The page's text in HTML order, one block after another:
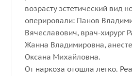
возрасту эстетический вид
оперировали: Панов
Вячеславович, врач-хирург
Жанна Владимировна,
Оксана Михайловна.
От наркоза отошла легко.